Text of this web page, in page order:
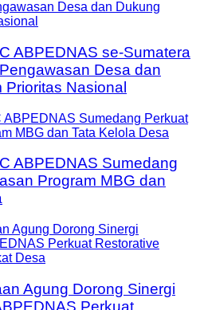
ABPEDNAS se-Sumatera
Desa dan
Nasional
ABPEDNAS Sumedang
Program MBG dan
Agung Dorong Sinergi
Perkuat